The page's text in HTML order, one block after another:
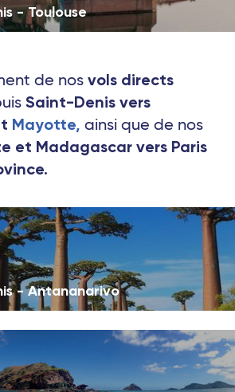
- Toulouse
de nos vols directs
Saint-Denis vers
Mayotte, ainsi que de nos
et Madagascar vers Paris
- Antananarivo